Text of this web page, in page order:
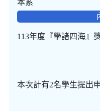
本系
113年度『學諸四海』
本次計有2名學生提出